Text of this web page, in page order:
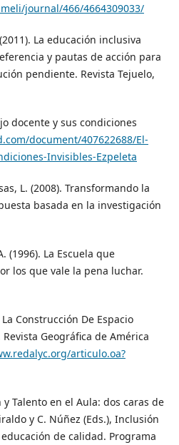
journal/466/4664309033/
La educación inclusiva
y pautas de acción para
pendiente. Revista Tejuelo,
docente y sus condiciones
document/407622688/El-
Invisibles-Ezpeleta
L. (2008). Transformando la
basada en la investigación
(1996). La Escuela que
los que vale la pena luchar.
Construcción De Espacio
Revista Geográfica de América
articulo.oa?
y Talento en el Aula: dos caras de
y C. Núñez (Eds.), Inclusión
de calidad. Programa